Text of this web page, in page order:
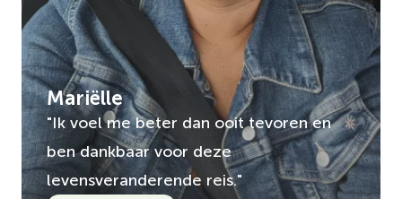
Mariëlle
"Ik voel me beter dan ooit tevoren en
ben dankbaar voor deze
levensveranderende reis."